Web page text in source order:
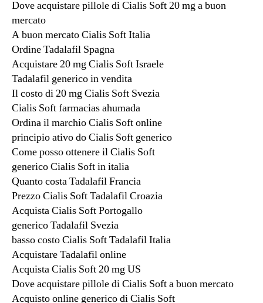
Dove acquistare pillole di Cialis Soft 20 mg a buon
mercato
A buon mercato Cialis Soft Italia
Ordine Tadalafil Spagna
Acquistare 20 mg Cialis Soft Israele
Tadalafil generico in vendita
Il costo di 20 mg Cialis Soft Svezia
Cialis Soft farmacias ahumada
Ordina il marchio Cialis Soft online
principio ativo do Cialis Soft generico
Come posso ottenere il Cialis Soft
generico Cialis Soft in italia
Quanto costa Tadalafil Francia
Prezzo Cialis Soft Tadalafil Croazia
Acquista Cialis Soft Portogallo
generico Tadalafil Svezia
basso costo Cialis Soft Tadalafil Italia
Acquistare Tadalafil online
Acquista Cialis Soft 20 mg US
Dove acquistare pillole di Cialis Soft a buon mercato
Acquisto online generico di Cialis Soft